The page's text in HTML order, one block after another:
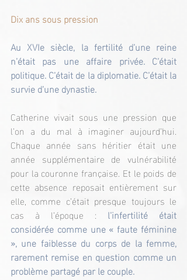
Dix ans sous pression
Au XVIe siècle, la fertilité d’une reine
n’était pas une affaire privée. C’était
politique. C’était de la diplomatie. C’était la
survie d’une dynastie.
Catherine vivait sous une pression que
l’on a du mal à imaginer aujourd’hui.
Chaque année sans héritier était une
année supplémentaire de vulnérabilité
pour la couronne française. Et le poids de
cette absence reposait entièrement sur
elle, comme c’était presque toujours le
cas à l’époque : l’infertilité était
considérée comme une « faute féminine
», une faiblesse du corps de la femme,
rarement remise en question comme un
problème partagé par le couple.